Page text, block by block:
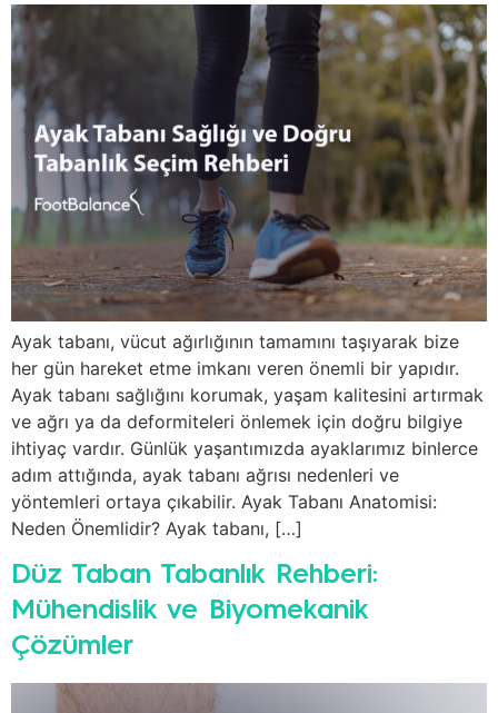
Ayak tabanı, vücut ağırlığının tamamını taşıyarak bize
her gün hareket etme imkanı veren önemli bir yapıdır.
Ayak tabanı sağlığını korumak, yaşam kalitesini artırmak
ve ağrı ya da deformiteleri önlemek için doğru bilgiye
ihtiyaç vardır. Günlük yaşantımızda ayaklarımız binlerce
adım attığında, ayak tabanı ağrısı nedenleri ve
yöntemleri ortaya çıkabilir. Ayak Tabanı Anatomisi:
Neden Önemlidir? Ayak tabanı, […]
Düz Taban Tabanlık Rehberi:
Mühendislik ve Biyomekanik
Çözümler